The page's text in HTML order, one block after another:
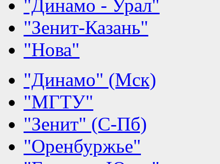
"Динамо - Урал"
"Зенит-Казань"
"Нова"
"Динамо" (Мск)
"МГТУ"
"Зенит" (С-Пб)
"Оренбуржье"